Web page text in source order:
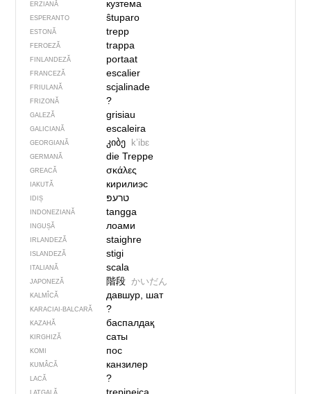
ERZIANĂ кузтема
ESPERANTO ŝtuparo
ESTONĂ trepp
FEROEZĂ trappa
FINLANDEZĂ portaat
FRANCEZĂ escalier
FRIULANĂ scjalinade
FRIZONĂ ?
GALEZĂ grisiau
GALICIANĂ escaleira
GEORGIANĂ კიბე kʼibɛ
GERMANĂ die Treppe
GREACĂ σκάλες
IAKUTĂ кирилиэс
IDIȘ טרעפּ
INDONEZIANĂ tangga
INGUȘĂ лоами
IRLANDEZĂ staighre
ISLANDEZĂ stigi
ITALIANĂ scala
JAPONEZĂ 階段 かいだん
KALMÎCĂ давшур, шат
KARACIAI-BALCARĂ ?
KAZAHĂ баспалдақ
KIRGHIZĂ саты
KOMI пос
KUMÂCĂ канзилер
LACĂ ?
LATGALĂ